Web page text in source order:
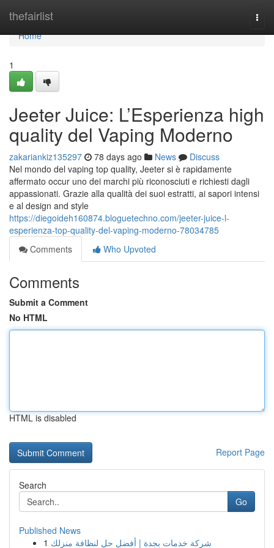
thefairlist
Home
Home
1
Jeeter Juice: L’Esperienza high
quality del Vaping Moderno
zakariankiz135297 78 days ago News
Discuss
Nel mondo del vaping top quality, Jeeter si è rapidamente
affermato occur uno dei marchi più riconosciuti e richiesti dagli
appassionati. Grazie alla qualità dei suoi estratti, ai sapori intensi
e al design and style
https://diegoideh160874.bloguetechno.com/jeeter-juice-l-
esperienza-top-quality-del-vaping-moderno-78034785
Comments
Who Upvoted
Comments
Submit a Comment
No HTML
HTML is disabled
Report Page
Search
Go
Published News
1 شركة خدمات بجدة | أفضل حل لنظافة منزلك